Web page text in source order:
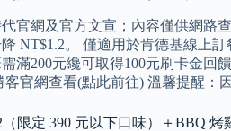
代官網及官方文宣；內容僅供網
NT$1.2。 僅適用於肯德基線上
滿200元纔可取得100元刷卡金
官網查看(點此前往) 溫馨提醒：
限定 390 元以下口味）＋BBQ